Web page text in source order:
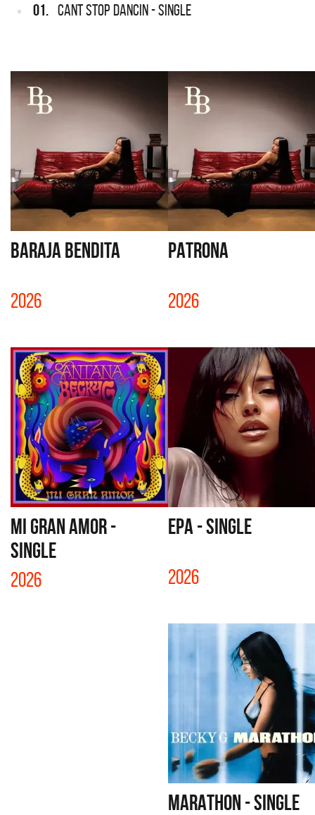
01. CANT STOP DANCIN - SINGLE
BARAJA BENDITA
2026
PATRONA
2026
MI GRAN AMOR -
SINGLE
2026
EPA - SINGLE
2026
MARATHON - SINGLE